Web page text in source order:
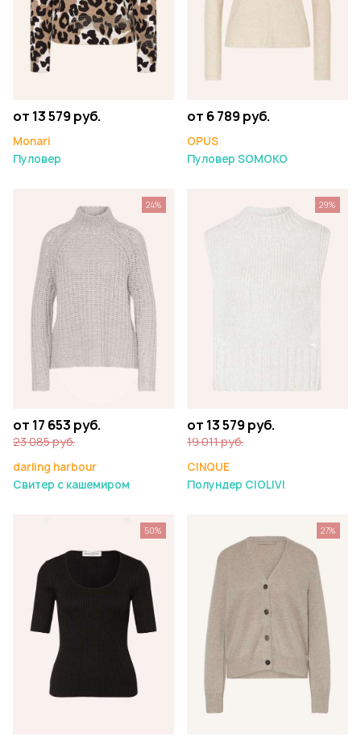
от 13 579 руб.
Monari
Пуловер
от 6 789 руб.
OPUS
Пуловер SOMOKO
от 17 653 руб.
23 085 руб.
darling harbour
Свитер с кашемиром
24%
от 13 579 руб.
19 011 руб.
CINQUE
Полундер CIOLIVI
29%
50% 27%